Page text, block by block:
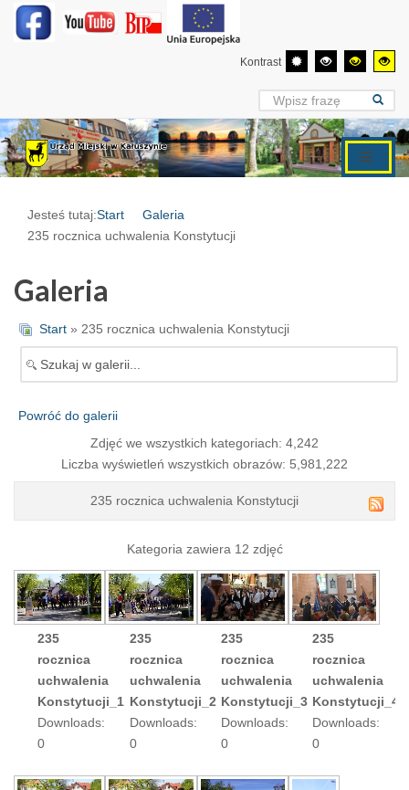
Kontrast
Jesteś tutaj:Start
Galeria
235 rocznica uchwalenia Konstytucji
Galeria
Start » 235 rocznica uchwalenia Konstytucji
Powróć do galerii
Zdjęć we wszystkich kategoriach: 4,242
Liczba wyświetleń wszystkich obrazów: 5,981,222
235 rocznica uchwalenia Konstytucji
Kategoria zawiera 12 zdjęć
235
rocznica
uchwalenia
Konstytucji_1
Downloads:
0
235
rocznica
uchwalenia
Konstytucji_2
Downloads:
0
235
rocznica
uchwalenia
Konstytucji_3
Downloads:
0
235
rocznica
uchwalenia
Konstytucji_4
Downloads:
0